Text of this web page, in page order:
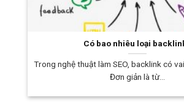
Có bao nhiêu loại
Trong nghệ thuật làm SEO, backlink có
Đơn giản là từ...